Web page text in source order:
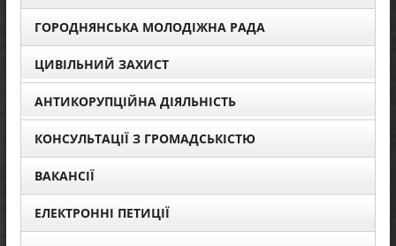
ГОРОДНЯНСЬКА МОЛОДІЖНА РАДА
ЦИВІЛЬНИЙ ЗАХИСТ
АНТИКОРУПЦІЙНА ДІЯЛЬНІСТЬ
КОНСУЛЬТАЦІЇ З ГРОМАДСЬКІСТЮ
ВАКАНСІЇ
ЕЛЕКТРОННІ ПЕТИЦІЇ